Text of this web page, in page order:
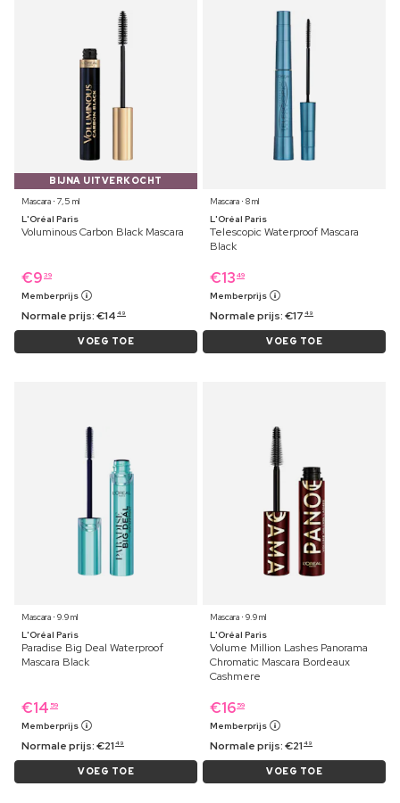
BIJNA UITVERKOCHT
Mascara ⋅ 7,5 ml
L'Oréal Paris
Voluminous Carbon Black Mascara
€9 39
Memberprijs
Normale prijs:€14 49
VOEG TOE
Mascara ⋅ 8 ml
L'Oréal Paris
Telescopic Waterproof Mascara
Black
€13 49
Memberprijs
Normale prijs:€17 49
VOEG TOE
Mascara ⋅ 9.9 ml
L'Oréal Paris
Paradise Big Deal Waterproof
Mascara Black
€14 59
Memberprijs
Normale prijs:€21 49
VOEG TOE
Mascara ⋅ 9.9 ml
L'Oréal Paris
Volume Million Lashes Panorama
Chromatic Mascara Bordeaux
Cashmere
€16 59
Memberprijs
Normale prijs:€21 49
VOEG TOE